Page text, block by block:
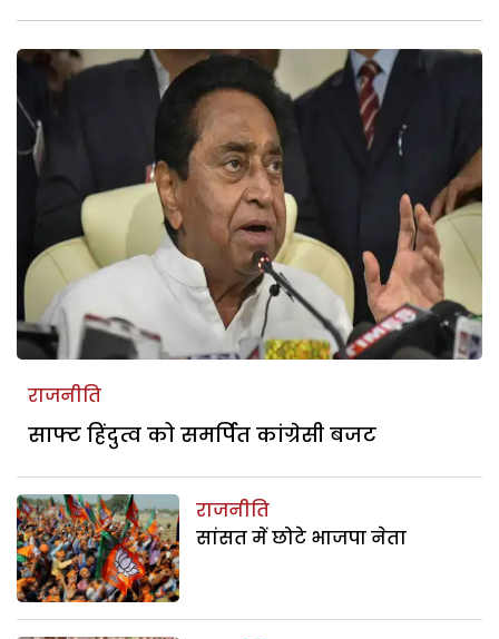
राजनीति
साफ्ट हिंदुत्व को समर्पित कांग्रेसी बजट
राजनीति
सांसत में छोटे भाजपा नेता